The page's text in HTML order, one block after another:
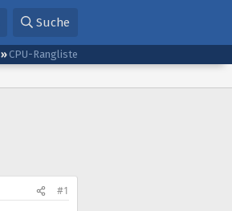
Suche
CPU-Rangliste
#1